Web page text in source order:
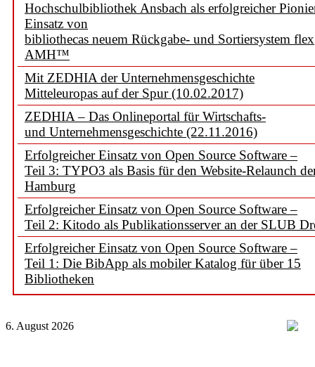
Hochschulbibliothek Ansbach als erfolgreicher
Einsatz von
bibliothecas neuem Rückgabe- und Sortiersystem flex
AMH™
Mit ZEDHIA der Unternehmensgeschichte
Mitteleuropas auf der Spur (10.02.2017)
ZEDHIA – Das Onlineportal für Wirtschafts-
und Unternehmensgeschichte (22.11.2016)
Erfolgreicher Einsatz von Open Source Software –
Teil 3: TYPO3 als Basis für den Website-Relaunch
Hamburg
Erfolgreicher Einsatz von Open Source Software –
Teil 2: Kitodo als Publikationsserver an der SLUB
Erfolgreicher Einsatz von Open Source Software –
Teil 1: Die BibApp als mobiler Katalog für über 15
Bibliotheken
6. August 2026